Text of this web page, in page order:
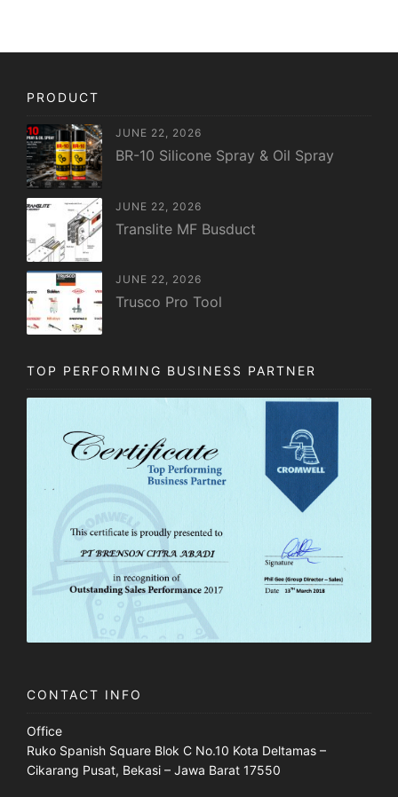
PRODUCT
JUNE 22, 2026
BR-10 Silicone Spray & Oil Spray
JUNE 22, 2026
Translite MF Busduct
JUNE 22, 2026
Trusco Pro Tool
TOP PERFORMING BUSINESS PARTNER
CONTACT INFO
Office
Ruko Spanish Square Blok C No.10 Kota Deltamas –
Cikarang Pusat, Bekasi – Jawa Barat 17550